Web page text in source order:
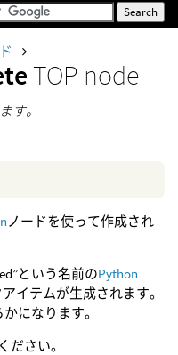
TOP node
す。
ノードを使って作成され
という名前のPython
イテムが生成されます。
になります。
ださい。